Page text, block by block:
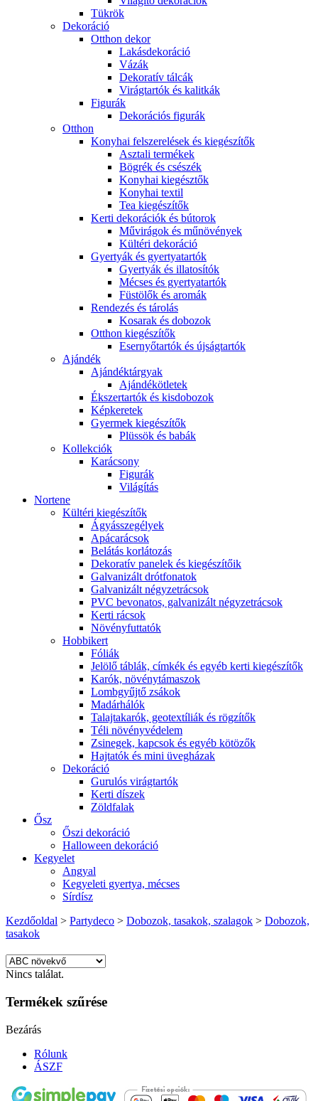
Tükrök
Dekoráció
Otthon dekor
Lakásdekoráció
Vázák
Dekoratív tálcák
Virágtartók és kalitkák
Figurák
Dekorációs figurák
Otthon
Konyhai felszerelések és kiegészítők
Asztali termékek
Bögrék és csészék
Konyhai kiegésztők
Konyhai textil
Tea kiegészítők
Kerti dekorációk és bútorok
Művirágok és műnövények
Kültéri dekoráció
Gyertyák és gyertyatartók
Gyertyák és illatosítók
Mécses és gyertyatartók
Füstölők és aromák
Rendezés és tárolás
Kosarak és dobozok
Otthon kiegészítők
Esernyőtartók és újságtartók
Ajándék
Ajándéktárgyak
Ajándékötletek
Ékszertartók és kisdobozok
Képkeretek
Gyermek kiegészítők
Plüssök és babák
Kollekciók
Karácsony
Figurák
Világítás
Nortene
Kültéri kiegészítők
Ágyásszegélyek
Apácarácsok
Belátás korlátozás
Dekoratív panelek és kiegészítőik
Galvanizált drótfonatok
Galvanizált négyzetrácsok
PVC bevonatos, galvanizált négyzetrácsok
Kerti rácsok
Növényfuttatók
Hobbikert
Fóliák
Jelölő táblák, címkék és egyéb kerti kiegészítők
Karók, növénytámaszok
Lombgyűjtő zsákok
Madárhálók
Talajtakarók, geotextíliák és rögzítők
Téli növényvédelem
Zsinegek, kapcsok és egyéb kötözők
Hajtatók és mini üvegházak
Dekoráció
Gurulós virágtartók
Kerti díszek
Zöldfalak
Ősz
Őszi dekoráció
Halloween dekoráció
Kegyelet
Angyal
Kegyeleti gyertya, mécses
Sírdísz
Kezdőoldal > Partydeco > Dobozok, tasakok, szalagok > Dobozok,
tasakok
Nincs találat.
Termékek szűrése
Bezárás
Rólunk
ÁSZF